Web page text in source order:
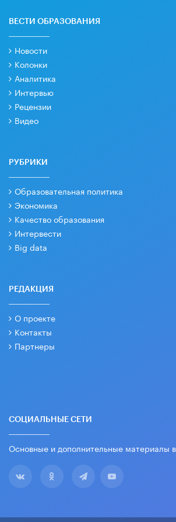
ВЕСТИ ОБРАЗОВАНИЯ
Новости
Колонки
Аналитика
Интервью
Рецензии
Видео
РУБРИКИ
Образовательная политика
Экономика
Качество образования
Интервести
Big data
РЕДАКЦИЯ
О проекте
Контакты
Партнеры
СОЦИАЛЬНЫЕ СЕТИ
Основные и дополнительные материалы